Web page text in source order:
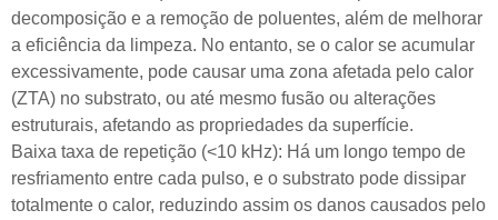
decomposição e a remoção de poluentes, além de melhorar
a eficiência da limpeza. No entanto, se o calor se acumular
excessivamente, pode causar uma zona afetada pelo calor
(ZTA) no substrato, ou até mesmo fusão ou alterações
estruturais, afetando as propriedades da superfície.
Baixa taxa de repetição (<10 kHz): Há um longo tempo de
resfriamento entre cada pulso, e o substrato pode dissipar
totalmente o calor, reduzindo assim os danos causados pelo